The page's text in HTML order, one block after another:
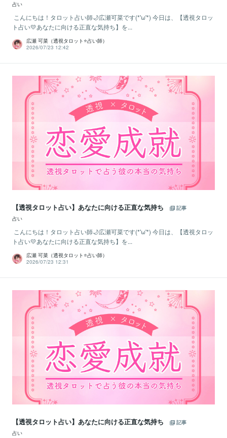
占い
こんにちは！タロット占い師🌙広瀬可菜です(*'ω'*) 今日は、【透視タロッ
ト占い💛あなたに向ける正直な気持ち】を...
広瀬 可菜（透視タロット⭐占い師）
2026/07/23 12:42
【透視タロット占い】あなたに向ける正直な気持ち
記事
占い
こんにちは！タロット占い師🌙広瀬可菜です(*'ω'*) 今日は、【透視タロッ
ト占い💛あなたに向ける正直な気持ち】を...
広瀬 可菜（透視タロット⭐占い師）
2026/07/23 12:31
【透視タロット占い】あなたに向ける正直な気持ち
記事
占い